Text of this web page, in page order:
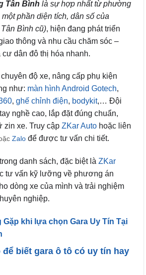
Tân Bình là sự hợp nhất từ phường
phần diện tích, dân số của
Bình cũ), hiện đang phát triển
thông và nhu cầu chăm sóc –
cư dân đô thị hóa nhanh.
độ xe, nâng cấp phụ kiện
như: màn hình Android Gotech,
, ghế chỉnh điện, bodykit,… Đội
nghề cao, lắp đặt đúng chuẩn,
zin xe. Truy cập ZKar Auto hoặc liên
Zalo để được tư vấn chi tiết.
danh sách, đặc biệt là ZKar
tư vấn kỹ lưỡng về phương án
dòng xe của mình và trải nghiệm
nghiệp.
khi lựa chọn Gara Uy Tín Tại
để biết gara ô tô có uy tín hay